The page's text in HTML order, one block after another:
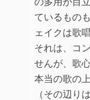
ているもの
ェイクは歌
それは、コ
せんが、歌
本当の歌の
（その辺り